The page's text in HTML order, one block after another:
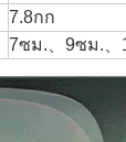
7.8กก
7ซม.、9ซม.、